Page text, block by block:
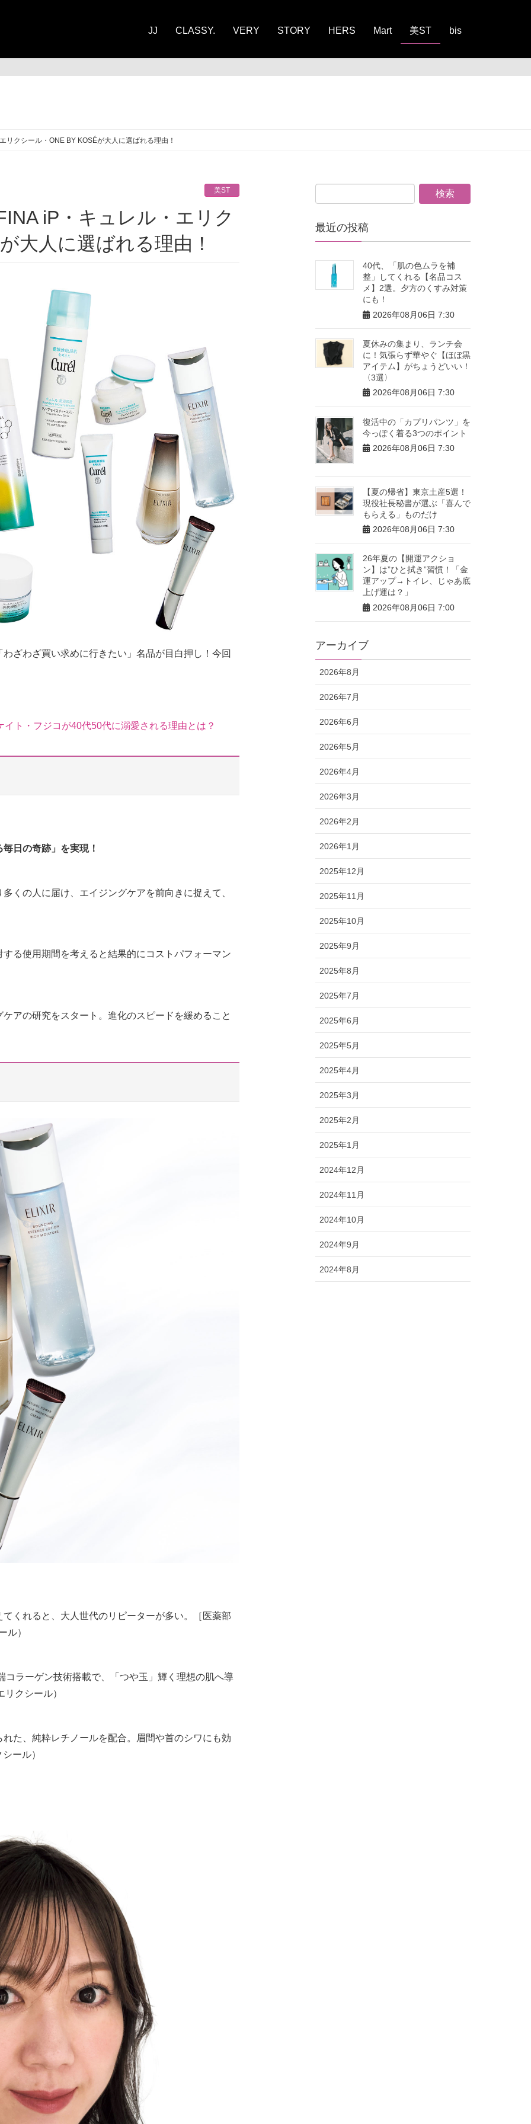
JJ CLASSY. VERY STORY HERS Mart 美ST bis
リクシール・ONE BY KOSÉが大人に選ばれる理由！
美ST
大人に選ばれる理由！
ざわざ買い求めに行きたい」名品が目白押し！今回
ト・フジコが40代50代に溺愛される理由とは？
日の奇跡」を実現！
くの人に届け、エイジングケアを前向きに捉えて、
る使用期間を考えると結果的にコストパフォーマン
アの研究をスタート。進化のスピードを緩めること
くれると、大人世代のリピーターが多い。［医薬部
ル）
ラーゲン技術搭載で、「つや玉」輝く理想の肌へ導
クシール）
た、純粋レチノールを配合。眉間や首のシワにも効
ール）
最近の投稿
40代、「肌の色ムラを補
整」してくれる【名品コス
メ】2選。夕方のくすみ対策
にも！
2026年08月06日 7:30
夏休みの集まり、ランチ会
に！気張らず華やぐ【ほぼ黒
アイテム】がちょうどいい！
〈3選〉
2026年08月06日 7:30
復活中の「カプリパンツ」を
今っぽく着る3つのポイント
2026年08月06日 7:30
【夏の帰省】東京土産5選！
現役社長秘書が選ぶ「喜んで
もらえる」ものだけ
2026年08月06日 7:30
26年夏の【開運アクショ
ン】は”ひと拭き”習慣！「金
運アップ→トイレ、じゃあ底
上げ運は？」
2026年08月06日 7:00
アーカイブ
2026年8月
2026年7月
2026年6月
2026年5月
2026年4月
2026年3月
2026年2月
2026年1月
2025年12月
2025年11月
2025年10月
2025年9月
2025年8月
2025年7月
2025年6月
2025年5月
2025年4月
2025年3月
2025年2月
2025年1月
2024年12月
2024年11月
2024年10月
2024年9月
2024年8月